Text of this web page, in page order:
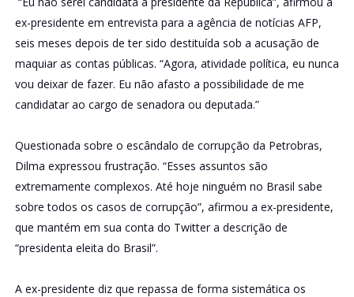
ex-presidente em entrevista para a agência de notícias AFP,
seis meses depois de ter sido destituída sob a acusação de
maquiar as contas públicas. “Agora, atividade política, eu nunca
vou deixar de fazer. Eu não afasto a possibilidade de me
candidatar ao cargo de senadora ou deputada.”
Questionada sobre o escândalo de corrupção da Petrobras,
Dilma expressou frustração. “Esses assuntos são
extremamente complexos. Até hoje ninguém no Brasil sabe
sobre todos os casos de corrupção”, afirmou a ex-presidente,
que mantém em sua conta do Twitter a descrição de
“presidenta eleita do Brasil”.
A ex-presidente diz que repassa de forma sistemática os